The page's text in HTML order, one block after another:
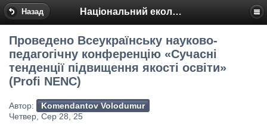
Назад Національний еколого-натуралістичний центр
Проведено Всеукраїнську науково-
педагогічну конференцію «Сучасні
тенденції підвищення якості освіти»
(Profi NENC)
Автор:
Komendantov Volodumur
Четвер, Сер 28, 25